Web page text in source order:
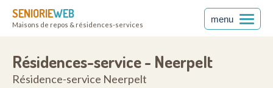
SENIORIEWEB
Maisons de repos & résidences-services
menu
Résidences-service - Neerpelt
Résidence-service Neerpelt